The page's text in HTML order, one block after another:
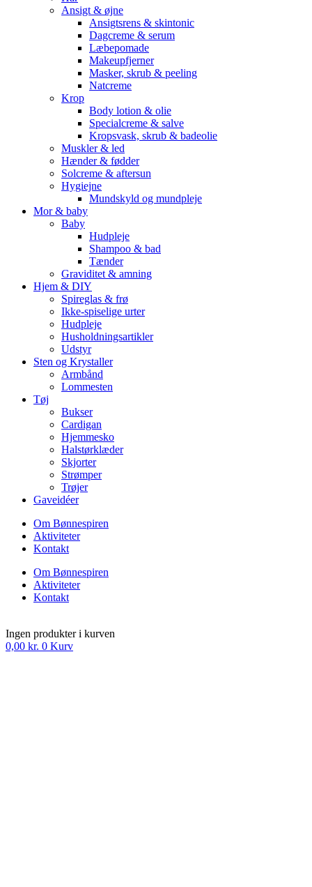
Ansigt & øjne
Ansigtsrens & skintonic
Dagcreme & serum
Læbepomade
Makeupfjerner
Masker, skrub & peeling
Natcreme
Krop
Body lotion & olie
Specialcreme & salve
Kropsvask, skrub & badeolie
Muskler & led
Hænder & fødder
Solcreme & aftersun
Hygiejne
Mundskyld og mundpleje
Mor & baby
Baby
Hudpleje
Shampoo & bad
Tænder
Graviditet & amning
Hjem & DIY
Spireglas & frø
Ikke-spiselige urter
Hudpleje
Husholdningsartikler
Udstyr
Sten og Krystaller
Armbånd
Lommesten
Tøj
Bukser
Cardigan
Hjemmesko
Halstørklæder
Skjorter
Strømper
Trøjer
Gaveidéer
Om Bønnespiren
Aktiviteter
Kontakt
Om Bønnespiren
Aktiviteter
Kontakt
Ingen produkter i kurven
0,00 kr. 0 Kurv